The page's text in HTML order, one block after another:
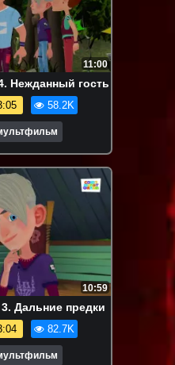
11:00
Нежданный гость
58.2K
10:59
Дальние предки
82.7K